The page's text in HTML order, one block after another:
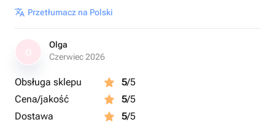
Przetłumacz na Polski
Olga
Czerwiec 2026
Obsługa sklepu 5/5
Cena/jakość
5/5
Dostawa
5/5